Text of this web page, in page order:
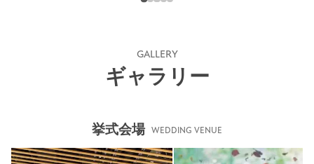
GALLERY
ギャラリー
挙式会場 WEDDING VENUE